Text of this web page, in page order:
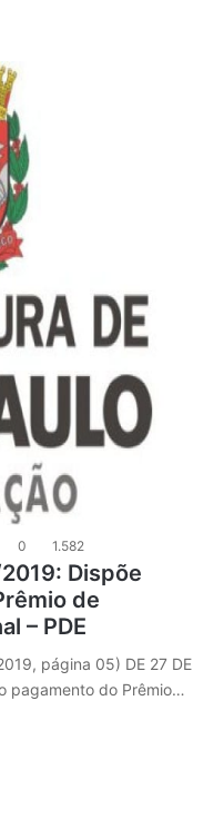
0 1.582
Dispõe
de
– PDE
página 05) DE 27 DE
pagamento do Prêmio…